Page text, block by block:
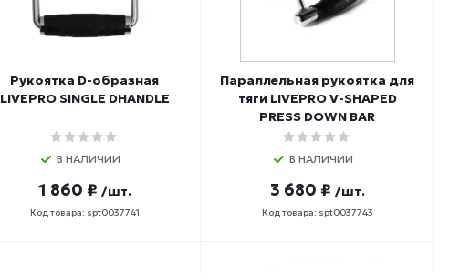
Рукоятка D-образная
LIVEPRO SINGLE DHANDLE
В НАЛИЧИИ
1 860 ₽ /шт.
Код товара: spt0037741
Параллельная рукоятка для
тяги LIVEPRO V-SHAPED
PRESS DOWN BAR
В НАЛИЧИИ
3 680 ₽ /шт.
Код товара: spt0037743